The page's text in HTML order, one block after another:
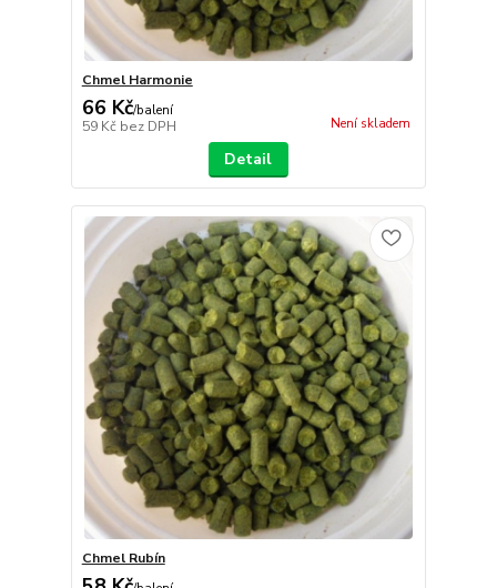
Chmel Harmonie
66 Kč/balení
59 Kč bez DPH Není skladem
Detail
Chmel Rubín